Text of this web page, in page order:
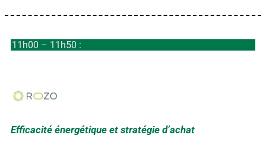
11h00 – 11h50 :
Efficacité énergétique et stratégie d’achat